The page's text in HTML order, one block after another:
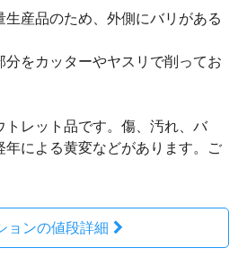
生産品のため、外側にバリがある
分をカッターやヤスリで削ってお
レット品です。傷、汚れ、バ
年による黄変などがあります。ご
ョンの値段詳細